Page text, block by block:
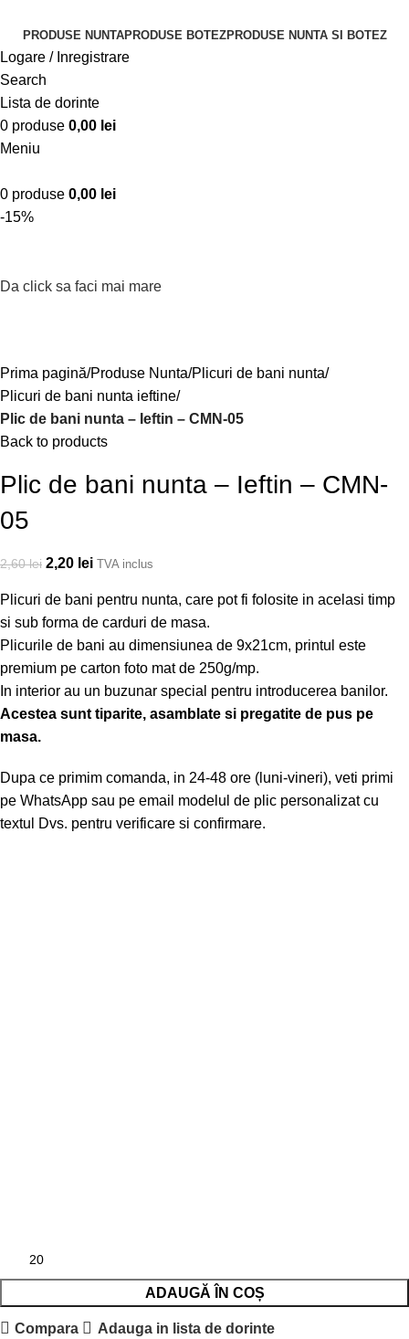
PRODUSE NUNTAPRODUSE BOTEZPRODUSE NUNTA SI BOTEZ
Logare / Inregistrare
Search
Lista de dorinte
0 produse 0,00 lei
Meniu
0 produse 0,00 lei
-15%
Da click sa faci mai mare
Prima pagină Produse Nunta Plicuri de bani nunta
Plicuri de bani nunta ieftine
Plic de bani nunta – Ieftin – CMN-05
Back to products
Plic de bani nunta – Ieftin – CMN-
05
2,60lei 2,20 lei TVA inclus
Plicuri de bani pentru nunta, care pot fi folosite in acelasi timp
si sub forma de carduri de masa.
Plicurile de bani au dimensiunea de 9x21cm, printul este
premium pe carton foto mat de 250g/mp.
In interior au un buzunar special pentru introducerea banilor.
Acestea sunt tiparite, asamblate si pregatite de pus pe
masa.
Dupa ce primim comanda, in 24-48 ore (luni-vineri), veti primi
pe WhatsApp sau pe email modelul de plic personalizat cu
textul Dvs. pentru verificare si confirmare.
ADAUGĂ ÎN COȘ
Compara Adauga in lista de dorinte